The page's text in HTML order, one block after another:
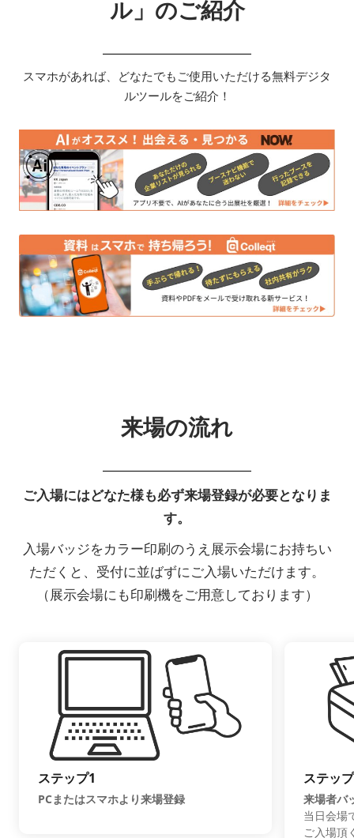
ル」のご紹介
スマホがあれば、どなたでもご使用いただける無料デジタ
ルツールをご紹介！
来場の流れ
ご入場にはどなた様も必ず来場登録が必要となりま
す。
入場バッジをカラー印刷のうえ展示会場にお持ちい
ただくと、受付に並ばずにご入場いただけます。
（展示会場にも印刷機をご用意しております）
ステップ1
PCまたはスマホより来場登録
ステッ
来場者バ
当日会場
ご入場頂